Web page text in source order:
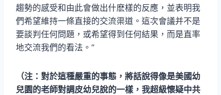
趨勢的感受和由此會做出什麽樣的反應，並表明我
們希望維持一條直接的交流渠道。這次會議并不是
要談判任何問題，或希望得到任何結果，而是直率
地交流我們的看法。“
（注：對於這種嚴重的事態，將話說得像是美國幼
兒園的老師對調皮幼兒說的一樣，我超級懷疑中共